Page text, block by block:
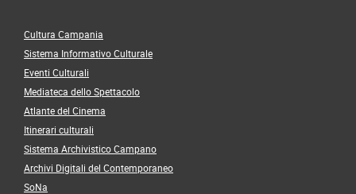
Cultura Campania
Sistema Informativo Culturale
Eventi Culturali
Mediateca dello Spettacolo
Atlante del Cinema
Itinerari culturali
Sistema Archivistico Campano
Archivi Digitali del Contemporaneo
SoNa